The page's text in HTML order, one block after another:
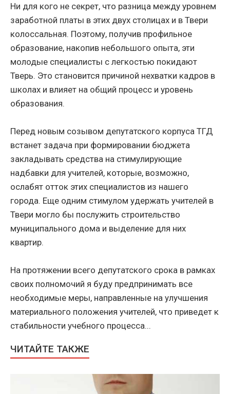
Ни для кого не секрет, что разница между уровнем
заработной платы в этих двух столицах и в Твери
колоссальная. Поэтому, получив профильное
образование, накопив небольшого опыта, эти
молодые специалисты с легкостью покидают
Тверь. Это становится причиной нехватки кадров в
школах и влияет на общий процесс и уровень
образования.
Перед новым созывом депутатского корпуса ТГД
встанет задача при формировании бюджета
закладывать средства на стимулирующие
надбавки для учителей, которые, возможно,
ослабят отток этих специалистов из нашего
города. Еще одним стимулом удержать учителей в
Твери могло бы послужить строительство
муниципального дома и выделение для них
квартир.
На протяжении всего депутатского срока в рамках
своих полномочий я буду предпринимать все
необходимые меры, направленные на улучшения
материального положения учителей, что приведет к
стабильности учебного процесса...
ЧИТАЙТЕ ТАКЖЕ